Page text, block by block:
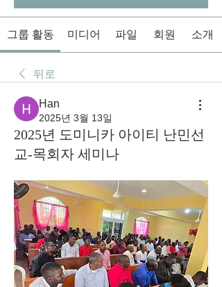
그룹 활동 미디어 파일 회원 소개
뒤로
Han
2025년 3월 13일
2025년 도미니카 아이티 난민선
교-목회자 세미나